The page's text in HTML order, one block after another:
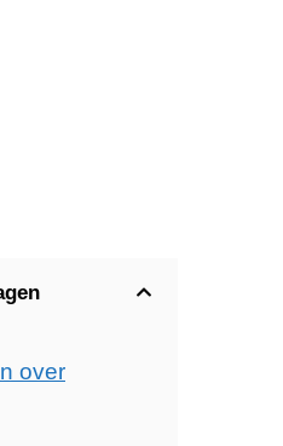
over